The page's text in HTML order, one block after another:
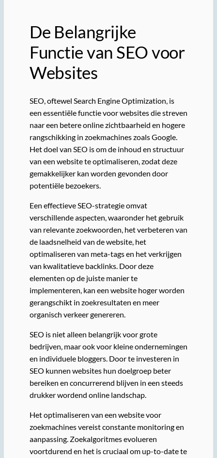
De Belangrijke
Functie van SEO voor
Websites
SEO, oftewel Search Engine Optimization, is
een essentiële functie voor websites die streven
naar een betere online zichtbaarheid en hogere
rangschikking in zoekmachines zoals Google.
Het doel van SEO is om de inhoud en structuur
van een website te optimaliseren, zodat deze
gemakkelijker kan worden gevonden door
potentiële bezoekers.
Een effectieve SEO-strategie omvat
verschillende aspecten, waaronder het gebruik
van relevante zoekwoorden, het verbeteren van
de laadsnelheid van de website, het
optimaliseren van meta-tags en het verkrijgen
van kwalitatieve backlinks. Door deze
elementen op de juiste manier te
implementeren, kan een website hoger worden
gerangschikt in zoekresultaten en meer
organisch verkeer genereren.
SEO is niet alleen belangrijk voor grote
bedrijven, maar ook voor kleine ondernemingen
en individuele bloggers. Door te investeren in
SEO kunnen websites hun doelgroep beter
bereiken en concurrerend blijven in een steeds
drukker wordend online landschap.
Het optimaliseren van een website voor
zoekmachines vereist constante monitoring en
aanpassing. Zoekalgoritmes evolueren
voortdurend en het is cruciaal om up-to-date te